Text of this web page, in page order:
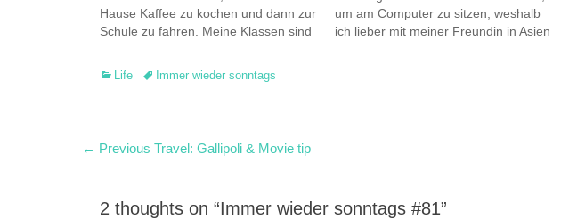
Hause Kaffee zu kochen und dann zur
Schule zu fahren. Meine Klassen sind
vierzehn Seiten voll mit…
um am Computer zu sitzen, weshalb
ich lieber mit meiner Freundin in Asien
Categories
Life TagsImmer wieder sonntags
Post
← Previous Previous
Travel: Gallipoli & Movie tip
2 thoughts on “Immer wieder sonntags #81”